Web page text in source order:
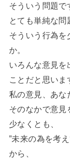
そういう問題で
とても単純な問
そういう行為を
か。
いろんな意見を
ことだと思いま
私の意見、あな
そのなかで意見
少なくとも、
”未来の為を考
から、